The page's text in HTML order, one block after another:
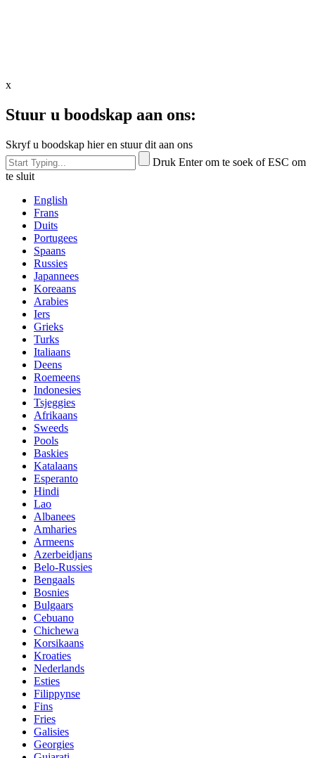
x
Stuur u boodskap aan ons:
Skryf u boodskap hier en stuur dit aan ons
Druk Enter om te soek of ESC om
te sluit
English
Frans
Duits
Portugees
Spaans
Russies
Japannees
Koreaans
Arabies
Iers
Grieks
Turks
Italiaans
Deens
Roemeens
Indonesies
Tsjeggies
Afrikaans
Sweeds
Pools
Baskies
Katalaans
Esperanto
Hindi
Lao
Albanees
Amharies
Armeens
Azerbeidjans
Belo-Russies
Bengaals
Bosnies
Bulgaars
Cebuano
Chichewa
Korsikaans
Kroaties
Nederlands
Esties
Filippynse
Fins
Fries
Galisies
Georgies